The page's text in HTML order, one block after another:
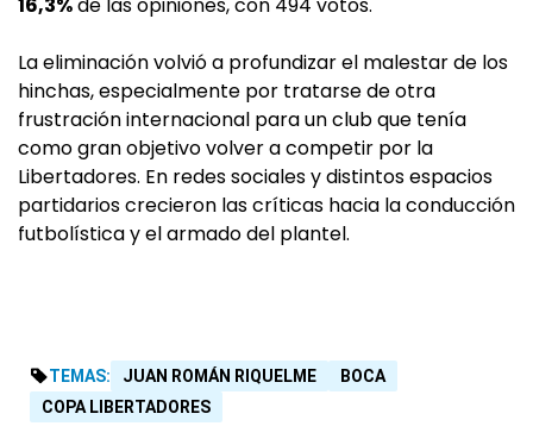
La eliminación volvió a profundizar el malestar de los
hinchas, especialmente por tratarse de otra
frustración internacional para un club que tenía
como gran objetivo volver a competir por la
Libertadores. En redes sociales y distintos espacios
partidarios crecieron las críticas hacia la conducción
futbolística y el armado del plantel.
TEMAS: JUAN ROMÁN RIQUELME
BOCA
COPA LIBERTADORES